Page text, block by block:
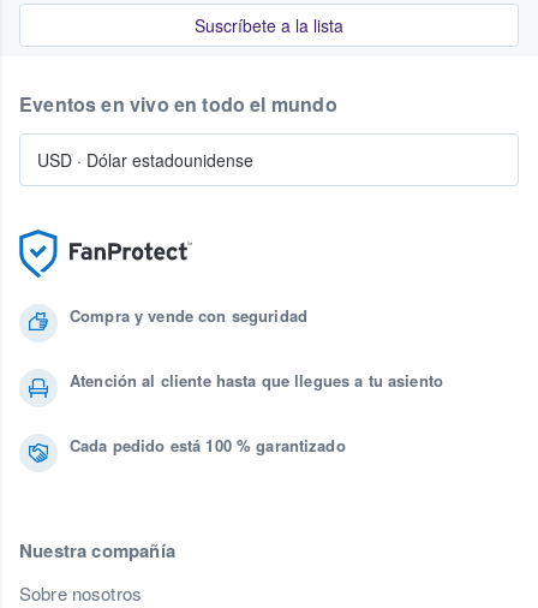
Suscríbete a la lista
Compra y vende con seguridad
Atención al cliente hasta que llegues a tu asiento
Cada pedido está 100 % garantizado
Nuestra compañía
Sobre nosotros
Eventos en vivo en todo el mundo
USD · Dólar estadounidense